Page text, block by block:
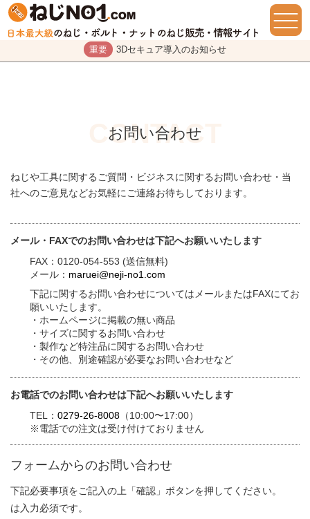
重要 3Dセキュア導入のお知らせ
お問い合わせ
ねじや工具に関するご質問・ビジネスに関するお問い合わせ・当
社へのご意見などお気軽にご連絡お待ちしております。
メール・FAXでのお問い合わせは下記へお願いいたします
FAX：0120-054-553 (送信無料)
メール： maruei@neji-no1.com
下記に関するお問い合わせについてはメールまたはFAXにてお
願いいたします。
・ホームページに掲載の無い商品
・サイズに関するお問い合わせ
・製作など特注品に関するお問い合わせ
・その他、別途確認が必要なお問い合わせなど
お電話でのお問い合わせは下記へお願いいたします
TEL： 0279-26-8008 （10:00〜17:00）
※電話での注文は受け付けておりません
フォームからのお問い合わせ
下記必要事項をご記入の上「確認」ボタンを押してください。
は入力必須です。